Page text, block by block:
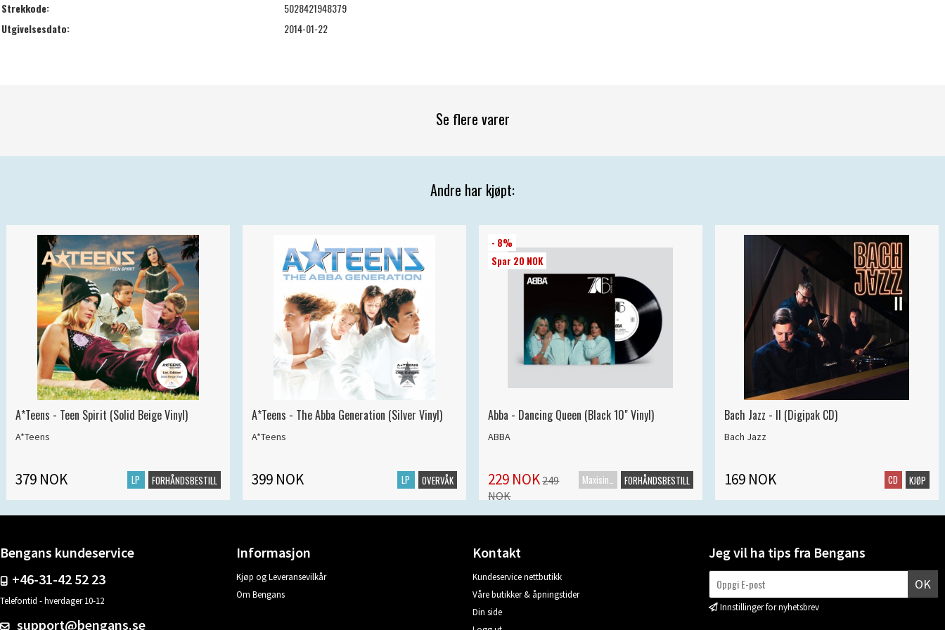
Strekkode:
5028421948379
Utgivelsesdato:
2014-01-22
Se flere varer
Andre har kjøpt:
A*Teens - Teen Spirit (Solid Beige Vinyl)
A*Teens
379 NOK LP FORHÅNDSBESTILL
A*Teens - The Abba Generation (Silver Vinyl)
A*Teens
399 NOK LP OVERVÅK
- 8%
Spar 20 NOK
Abba - Dancing Queen (Black 10" Vinyl)
ABBA
229 NOK249
NOK
Maxisingel FORHÅNDSBESTILL
Bach Jazz - II (Digipak CD)
Bach Jazz
169 NOK CD KJØP
Bengans kundeservice
+46-31-42 52 23
Telefontid - hverdager 10-12
support@bengans.se
Informasjon
Kjøp og Leveransevilkår
Om Bengans
Kontakt
Kundeservice nettbutikk
Våre butikker & åpningstider
Din side
Jeg vil ha tips fra Bengans
OK
Innstillinger for nyhetsbrev